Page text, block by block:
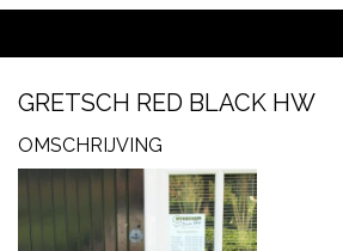
HOME
GRETSCH RED BLACK HW
OMSCHRIJVING